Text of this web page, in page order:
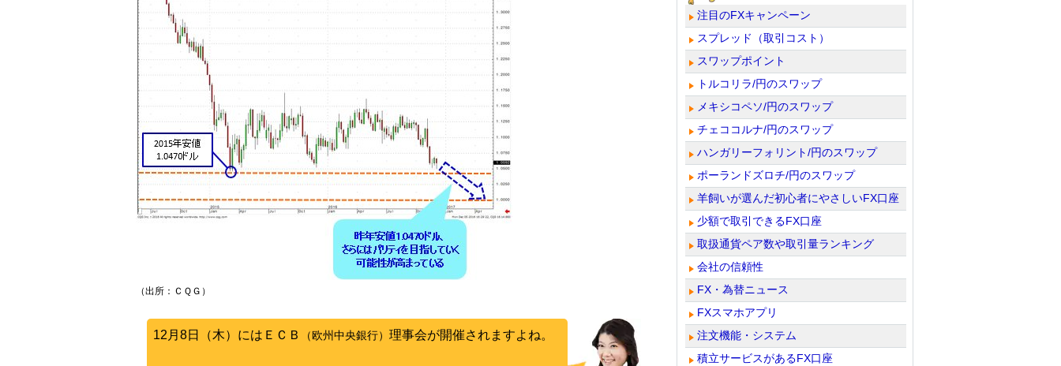
（出所：ＣＱＧ）
12月8日（木）にはＥＣＢ （欧州中央銀行） 理事会が開催されますよね。
注目のFXキャンペーン
スプレッド（取引コスト）
スワップポイント
トルコリラ/円のスワップ
メキシコペソ/円のスワップ
チェココルナ/円のスワップ
ハンガリーフォリント/円のスワップ
ポーランドズロチ/円のスワップ
羊飼いが選んだ初心者にやさしいFX口座
少額で取引できるFX口座
取扱通貨ペア数や取引量ランキング
会社の信頼性
FX・為替ニュース
FXスマホアプリ
注文機能・システム
積立サービスがあるFX口座